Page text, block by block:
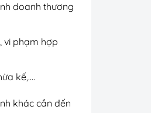
doanh thương
vi phạm hợp
kế,….
khác cần đến